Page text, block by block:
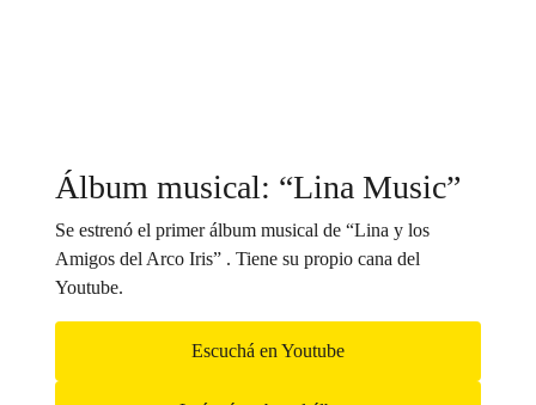
Álbum musical: “Lina Music”
Se estrenó el primer álbum musical de “Lina y los
Amigos del Arco Iris” . Tiene su propio cana del
Youtube.
Escuchá en Youtube